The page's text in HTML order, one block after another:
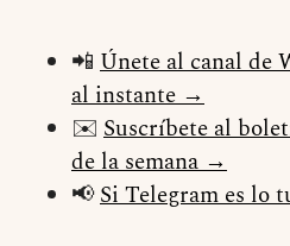
📲 Únete al canal de
al instante →
✉️ Suscríbete al
de la semana →
📢Si Telegram es lo